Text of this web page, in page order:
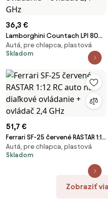
36,3 €
Lamborghini Countach LPI 800-
4 žlté RASTAR 1:16 RC auto na
diaľkové ovládanie + ovládač
Autá, pre chlapca, plastová
Skladom
51,7 €
Ferrari SF-25 červené RASTAR 1:12
RC auto na diaľkové ovládanie +
ovládač 2,4 GHz
Autá, pre chlapca, plastová
Skladom
Zobraziť